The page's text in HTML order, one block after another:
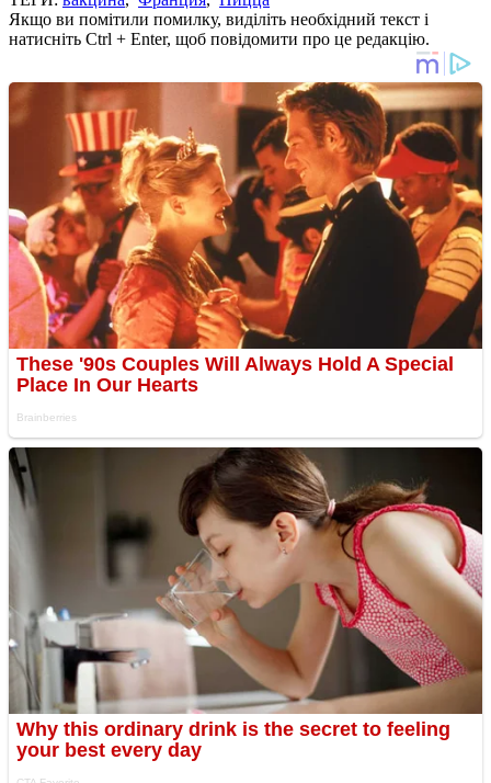
Якщо ви помітили помилку, виділіть необхідний текст і
натисніть Ctrl + Enter, щоб повідомити про це редакцію.